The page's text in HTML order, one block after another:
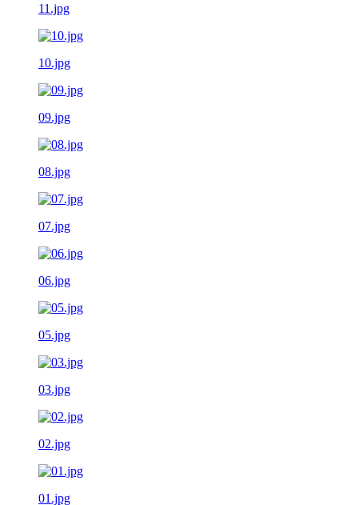
11.jpg
10.jpg
09.jpg
08.jpg
07.jpg
06.jpg
05.jpg
03.jpg
02.jpg
01.jpg